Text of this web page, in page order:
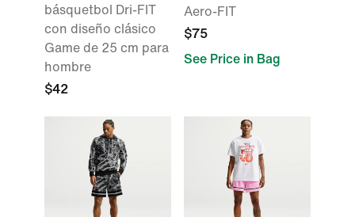
básquetbol Dri-FIT
con diseño clásico
Game de 25 cm para
hombre
$42
Aero-FIT
$75
See Price in Bag